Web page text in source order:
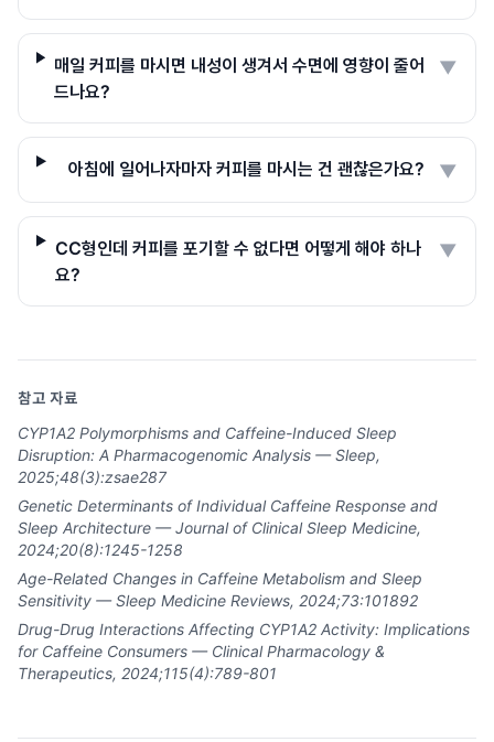
매일 커피를 마시면 내성이 생겨서 수면에 영향이 줄어
드나요?
▼
아침에 일어나자마자 커피를 마시는 건 괜찮은가요? ▼
CC형인데 커피를 포기할 수 없다면 어떻게 해야 하나
요?
▼
참고 자료
CYP1A2 Polymorphisms and Caffeine-Induced Sleep
Disruption: A Pharmacogenomic Analysis — Sleep,
2025;48(3):zsae287
Genetic Determinants of Individual Caffeine Response and
Sleep Architecture — Journal of Clinical Sleep Medicine,
2024;20(8):1245-1258
Age-Related Changes in Caffeine Metabolism and Sleep
Sensitivity — Sleep Medicine Reviews, 2024;73:101892
Drug-Drug Interactions Affecting CYP1A2 Activity: Implications
for Caffeine Consumers — Clinical Pharmacology &
Therapeutics, 2024;115(4):789-801